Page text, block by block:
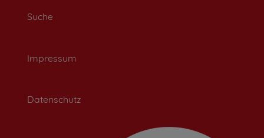
Suche
Impressum
Datenschutz